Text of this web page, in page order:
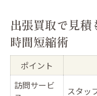
出張買取で見積
時間短縮術
ポイント
訪問サービ
スタッ